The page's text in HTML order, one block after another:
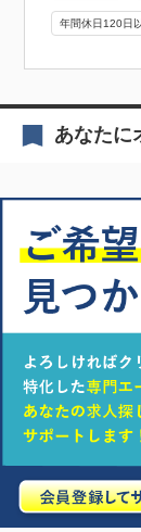
年間休日120日
あなたに